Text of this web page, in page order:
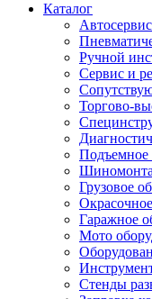
Каталог
Ручной
Сервис и
Торгово-
Подъемное
Грузовое
Гаражное
Мото
Стенды